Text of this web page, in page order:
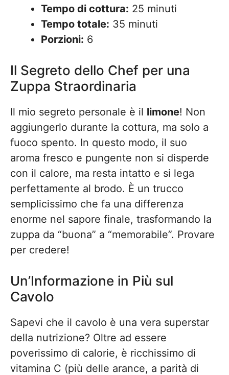
Tempo di cottura: 25 minuti
Tempo totale: 35 minuti
Porzioni: 6
Il Segreto dello Chef per una
Zuppa Straordinaria
Il mio segreto personale è il limone! Non
aggiungerlo durante la cottura, ma solo a
fuoco spento. In questo modo, il suo
aroma fresco e pungente non si disperde
con il calore, ma resta intatto e si lega
perfettamente al brodo. È un trucco
semplicissimo che fa una differenza
enorme nel sapore finale, trasformando la
zuppa da “buona” a “memorabile”. Provare
per credere!
Un’Informazione in Più sul
Cavolo
Sapevi che il cavolo è una vera superstar
della nutrizione? Oltre ad essere
poverissimo di calorie, è ricchissimo di
vitamina C (più delle arance, a parità di